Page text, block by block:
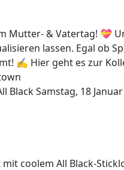
Mutter- & Vatertag! 💝
lassen. Egal ob
✍ Hier geht es zur
BlackSamstag, 18
coolem All Black-